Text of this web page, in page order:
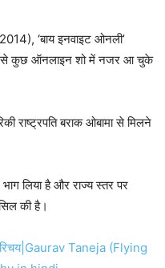
‘बाय इनवाइट ओनली’
कुछ ऑनलाइन शो में नजर आ चुके
राष्ट्रपति बराक ओबामा से मिलने
भाग लिया है और राज्य स्तर पर
की है।